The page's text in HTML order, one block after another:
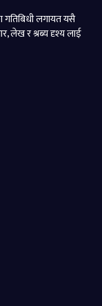
गतिबिधी लगायत यसै
लेख र श्रब्य दृश्य लाई